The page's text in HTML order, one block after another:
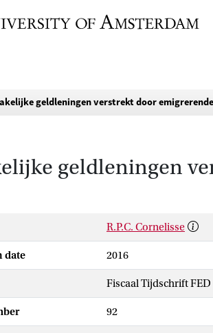
geldleningen verstrekt door
geldleningen
R.P.C. Cornelisse
date 2016
Fiscaal Tijdschrift FED
92